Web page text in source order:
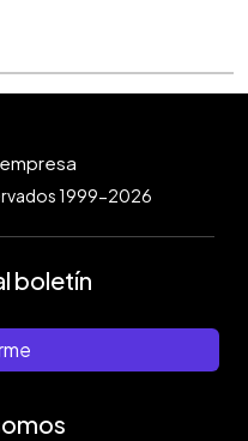
1999-2026
boletín